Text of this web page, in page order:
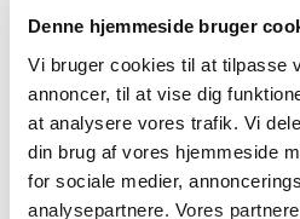
Denne hjemmeside bruger
Vi bruger cookies til at tilpasse
annoncer, til at vise dig
at analysere vores trafik. Vi
din brug af vores hjemmeside
for sociale medier,
analysepartnere. Vores
det meste høj.
Til sidst har vi Jesus. Han er
lærer. Ja han er profet, måske
befrier, Messias. Han er
det øverste niveau i